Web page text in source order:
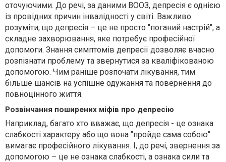
оточуючими. До речі, за даними ВООЗ, депресія є однією
із провідних причин інвалідності у світі. Важливо
розуміти, що депресія – це не просто "поганий настрій", а
складне захворювання, яке потребує професійної
допомоги. Знання симптомів депресії дозволяє вчасно
розпізнати проблему та звернутися за кваліфікованою
допомогою. Чим раніше розпочати лікування, тим
більше шансів на успішне одужання та повернення до
повноцінного життя.
Розвінчання поширених міфів про депресію
Наприклад, багато хто вважає, що депресія - це ознака
слабкості характеру або що вона "пройде сама собою".
вимагає професійного лікування. І, до речі, звернення за
допомогою – це не ознака слабкості, а ознака сили та